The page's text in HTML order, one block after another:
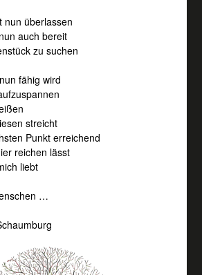
nun überlassen
auch bereit
zu suchen
fähig wird
streicht
Punkt erreichend
reichen lässt
liebt
…